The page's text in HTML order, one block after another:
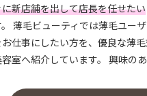
新店舗を出して店長を任せたい
薄毛ビューティでは薄毛ユー
お仕事にしたい方を、優良な薄
室へ紹介しています。 興味の